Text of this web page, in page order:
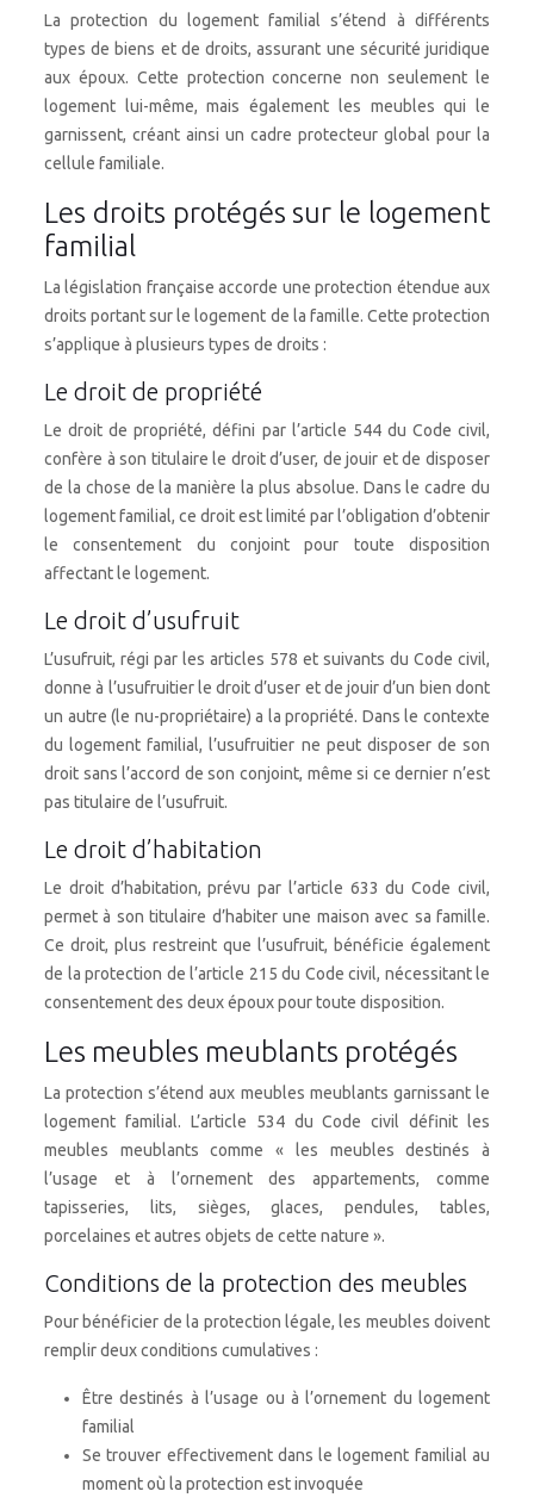
La protection du logement familial s’étend à différents
types de biens et de droits, assurant une sécurité juridique
aux époux. Cette protection concerne non seulement le
logement lui-même, mais également les meubles qui le
garnissent, créant ainsi un cadre protecteur global pour la
cellule familiale.
Les droits protégés sur le logement
familial
La législation française accorde une protection étendue aux
droits portant sur le logement de la famille. Cette protection
s’applique à plusieurs types de droits :
Le droit de propriété
Le droit de propriété, défini par l’article 544 du Code civil,
confère à son titulaire le droit d’user, de jouir et de disposer
de la chose de la manière la plus absolue. Dans le cadre du
logement familial, ce droit est limité par l’obligation d’obtenir
le consentement du conjoint pour toute disposition
affectant le logement.
Le droit d’usufruit
L’usufruit, régi par les articles 578 et suivants du Code civil,
donne à l’usufruitier le droit d’user et de jouir d’un bien dont
un autre (le nu-propriétaire) a la propriété. Dans le contexte
du logement familial, l’usufruitier ne peut disposer de son
droit sans l’accord de son conjoint, même si ce dernier n’est
pas titulaire de l’usufruit.
Le droit d’habitation
Le droit d’habitation, prévu par l’article 633 du Code civil,
permet à son titulaire d’habiter une maison avec sa famille.
Ce droit, plus restreint que l’usufruit, bénéficie également
de la protection de l’article 215 du Code civil, nécessitant le
consentement des deux époux pour toute disposition.
Les meubles meublants protégés
La protection s’étend aux meubles meublants garnissant le
logement familial. L’article 534 du Code civil définit les
meubles meublants comme « les meubles destinés à
l’usage et à l’ornement des appartements, comme
tapisseries, lits, sièges, glaces, pendules, tables,
porcelaines et autres objets de cette nature ».
Conditions de la protection des meubles
Pour bénéficier de la protection légale, les meubles doivent
remplir deux conditions cumulatives :
Être destinés à l’usage ou à l’ornement du logement
familial
Se trouver effectivement dans le logement familial au
moment où la protection est invoquée